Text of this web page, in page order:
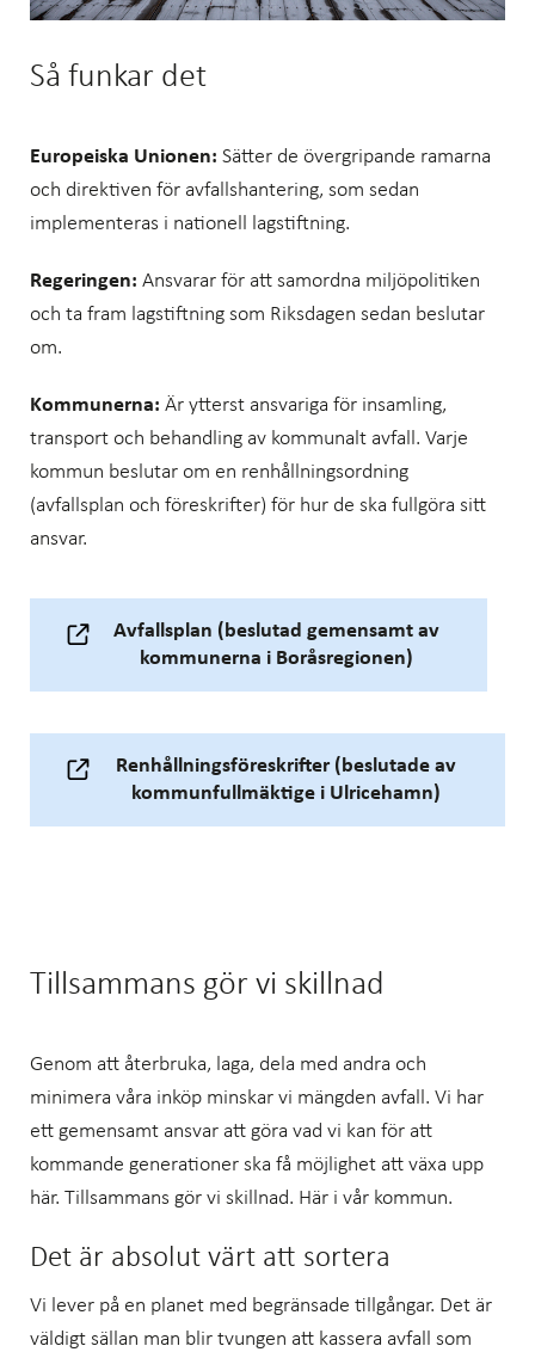
Så funkar det
Europeiska Unionen: Sätter de övergripande ramarna
och direktiven för avfallshantering, som sedan
implementeras i nationell lagstiftning.
Regeringen: Ansvarar för att samordna miljöpolitiken
och ta fram lagstiftning som Riksdagen sedan beslutar
om.
Kommunerna: Är ytterst ansvariga för insamling,
transport och behandling av kommunalt avfall. Varje
kommun beslutar om en renhållningsordning
(avfallsplan och föreskrifter) för hur de ska fullgöra sitt
ansvar.
Avfallsplan (beslutad gemensamt av
kommunerna i Boråsregionen)
Renhållningsföreskrifter (beslutade av
kommunfullmäktige i Ulricehamn)
Tillsammans gör vi skillnad
Genom att återbruka, laga, dela med andra och
minimera våra inköp minskar vi mängden avfall. Vi har
ett gemensamt ansvar att göra vad vi kan för att
kommande generationer ska få möjlighet att växa upp
här. Tillsammans gör vi skillnad. Här i vår kommun.
Det är absolut värt att sortera
Vi lever på en planet med begränsade tillgångar. Det är
väldigt sällan man blir tvungen att kassera avfall som